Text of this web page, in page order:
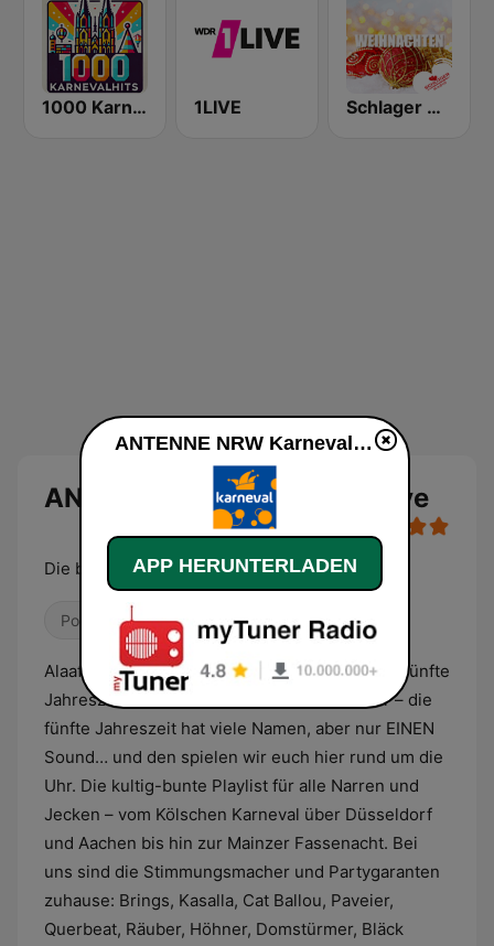
1000 Karneval Hits 1LIVE Schlager Radio - Weihnachten
ANTENNE NRW Karneval Live
Die besten Karneval Hits aller Zeiten
Pop / Top 40 Schlager
Alaaf und Helau! 100% Karnevalsmusik für die fünfte
Jahreszeit. Karneval, Fastelovend, Fasteleer – die
fünfte Jahreszeit hat viele Namen, aber nur EINEN
Sound… und den spielen wir euch hier rund um die
Uhr. Die kultig-bunte Playlist für alle Narren und
Jecken – vom Kölschen Karneval über Düsseldorf
und Aachen bis hin zur Mainzer Fassenacht. Bei
uns sind die Stimmungsmacher und Partygaranten
zuhause: Brings, Kasalla, Cat Ballou, Paveier,
Querbeat, Räuber, Höhner, Domstürmer, Bläck
ANTENNE NRW Karneval live
APP HERUNTERLADEN